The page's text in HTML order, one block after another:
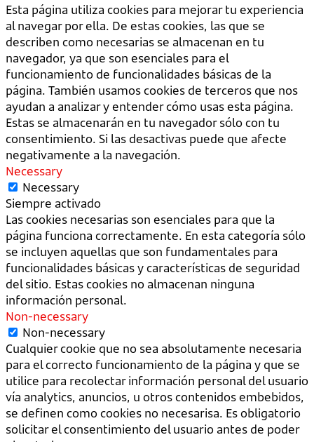
Esta página utiliza cookies para mejorar tu experiencia
al navegar por ella. De estas cookies, las que se
describen como necesarias se almacenan en tu
navegador, ya que son esenciales para el
funcionamiento de funcionalidades básicas de la
página. También usamos cookies de terceros que nos
ayudan a analizar y entender cómo usas esta página.
Estas se almacenarán en tu navegador sólo con tu
consentimiento. Si las desactivas puede que afecte
negativamente a la navegación.
Necessary
Necessary
Siempre activado
Las cookies necesarias son esenciales para que la
página funciona correctamente. En esta categoría sólo
se incluyen aquellas que son fundamentales para
funcionalidades básicas y características de seguridad
del sitio. Estas cookies no almacenan ninguna
información personal.
Non-necessary
Non-necessary
Cualquier cookie que no sea absolutamente necesaria
para el correcto funcionamiento de la página y que se
utilice para recolectar información personal del usuario
vía analytics, anuncios, u otros contenidos embebidos,
se definen como cookies no necesarisa. Es obligatorio
solicitar el consentimiento del usuario antes de poder